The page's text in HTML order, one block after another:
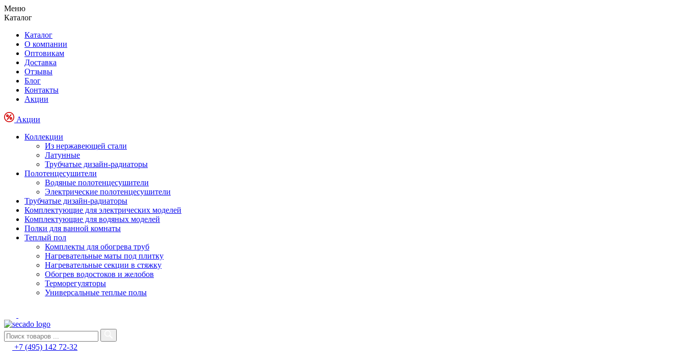
Меню
Каталог
Каталог
О компании
Оптовикам
Доставка
Отзывы
Блог
Контакты
Акции
Акции
Коллекции
Из нержавеющей стали
Латунные
Трубчатые дизайн-радиаторы
Полотенцесушители
Водяные полотенцесушители
Электрические полотенцесушители
Трубчатые дизайн-радиаторы
Комплектующие для электрических моделей
Комплектующие для водяных моделей
Полки для ванной комнаты
Теплый пол
Комплекты для обогрева труб
Нагревательные маты под плитку
Нагревательные секции в стяжку
Обогрев водостоков и желобов
Терморегуляторы
Универсальные теплые полы
+7 (495) 142 72-32